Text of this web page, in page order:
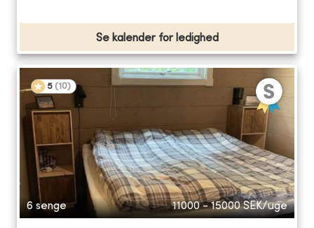
Se kalender for ledighed
5 (10)
6 senge 11000 - 15000 SEK/uge